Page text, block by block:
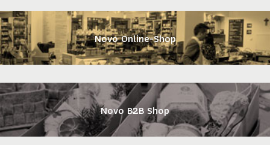
Novo Online-Shop
Novo B2B Shop